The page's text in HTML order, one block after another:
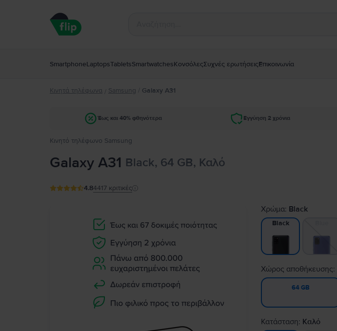
SmartphoneLaptopsTabletsSmartwatchesΚονσόλεςΣυχνές ερωτήσειςΕπικοινωνία
Κινητά τηλέφωνα / Samsung / Galaxy A31
Έως και 40% φθηνότερα Εγγύηση 2 χρόνια
Κινητό τηλέφωνο Samsung
Galaxy A31 Black, 64 GB, Καλό
4.84417 κριτικές
Χρώμα: Black
Black
Χώρος αποθήκευσης:
64 GB
Κατάσταση: Καλό